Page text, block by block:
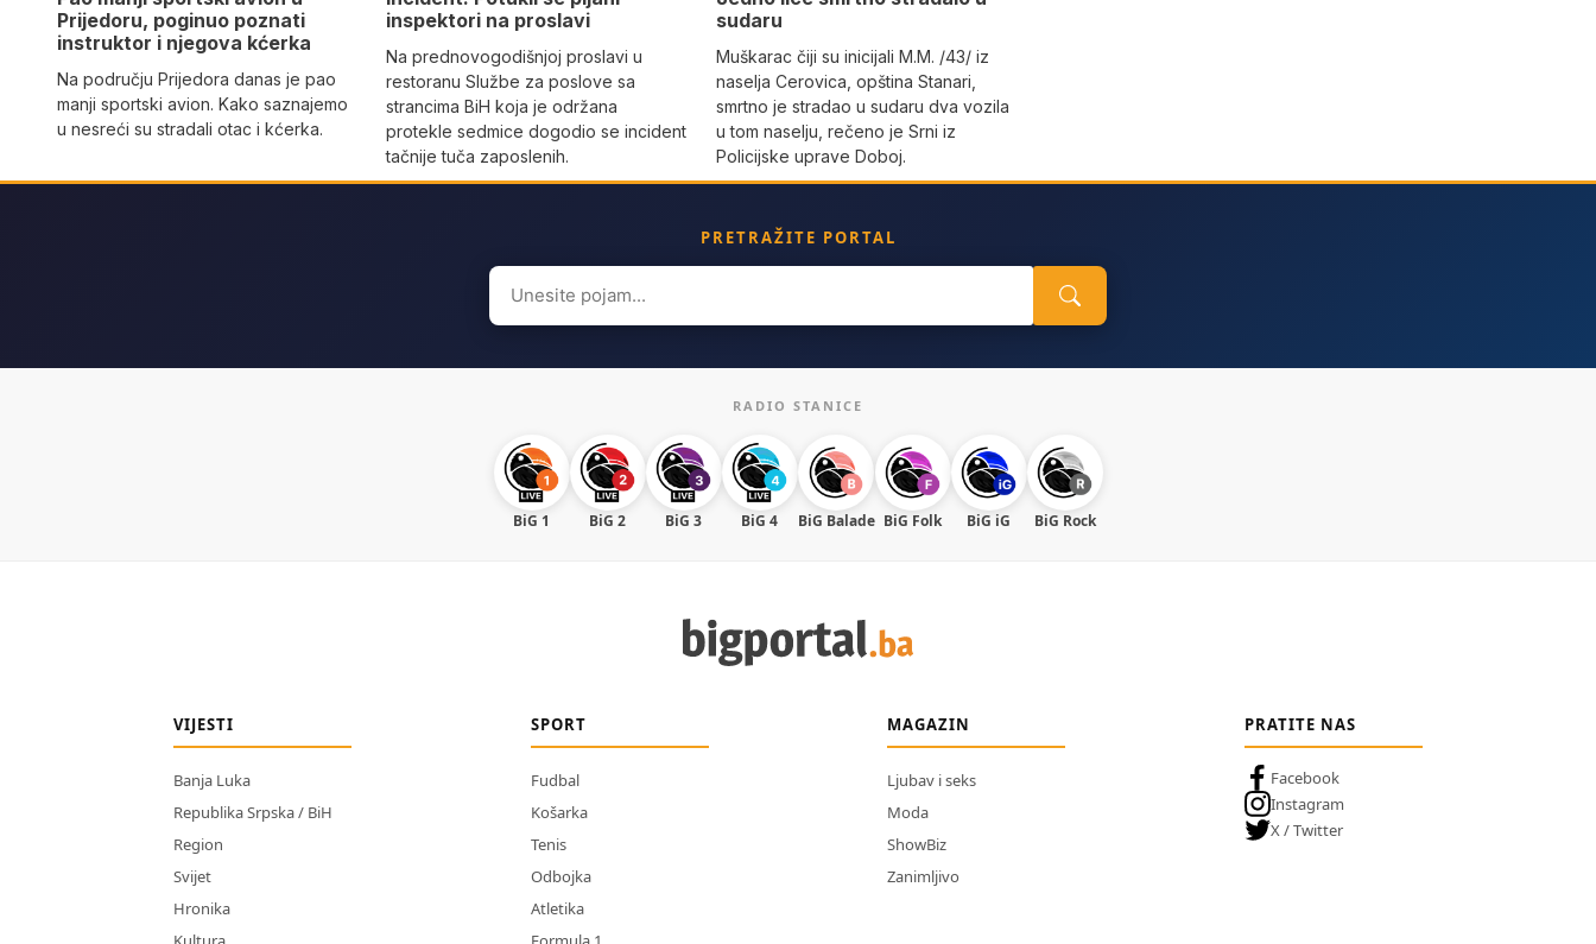
Prijedoru, poginuo poznati
instruktor i njegova kćerka
Na području Prijedora danas je pao
manji sportski avion. Kako saznajemo
u nesreći su stradali otac i kćerka.
inspektori na proslavi
Na prednovogodišnjoj proslavi u
restoranu Službe za poslove sa
strancima BiH koja je održana
protekle sedmice dogodio se incident
tačnije tuča zaposlenih.
sudaru
Muškarac čiji su inicijali M.M. /43/ iz
naselja Cerovica, opština Stanari,
smrtno je stradao u sudaru dva vozila
u tom naselju, rečeno je Srni iz
Policijske uprave Doboj.
PRETRAŽITE PORTAL
Search
for:
RADIO STANICE
BiG 1 BiG 2 BiG 3 BiG 4 BiG Balade BiG Folk BiG iG BiG Rock
VIJESTI
Banja Luka
Republika Srpska / BiH
Region
Svijet
Hronika
SPORT
Fudbal
Košarka
Tenis
Odbojka
Atletika
MAGAZIN
Ljubav i seks
Moda
ShowBiz
Zanimljivo
PRATITE NAS
Facebook
Instagram
X / Twitter